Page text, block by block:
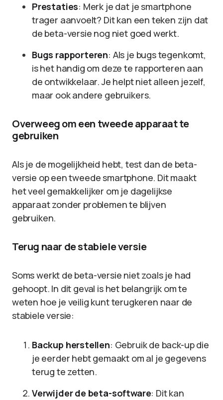
Prestaties: Merk je dat je smartphone
trager aanvoelt? Dit kan een teken zijn dat
de beta-versie nog niet goed werkt.
Bugs rapporteren: Als je bugs tegenkomt,
is het handig om deze te rapporteren aan
de ontwikkelaar. Je helpt niet alleen jezelf,
maar ook andere gebruikers.
Overweeg om een tweede apparaat te
gebruiken
Als je de mogelijkheid hebt, test dan de beta-
versie op een tweede smartphone. Dit maakt
het veel gemakkelijker om je dagelijkse
apparaat zonder problemen te blijven
gebruiken.
Terug naar de stabiele versie
Soms werkt de beta-versie niet zoals je had
gehoopt. In dit geval is het belangrijk om te
weten hoe je veilig kunt terugkeren naar de
stabiele versie:
Backup herstellen: Gebruik de back-up die
je eerder hebt gemaakt om al je gegevens
terug te zetten.
Verwijder de beta-software: Dit kan